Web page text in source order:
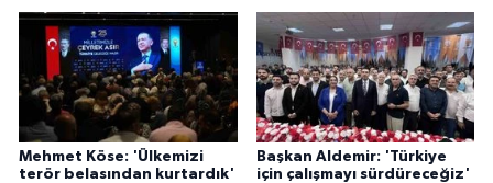
Mehmet Köse: 'Ülkemizi
terör belasından kurtardık'
Başkan Aldemir: 'Türkiye
için çalışmayı sürdüreceğiz'